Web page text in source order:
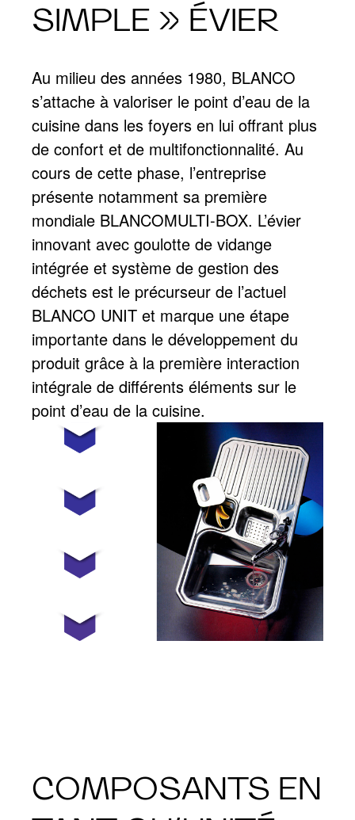
SIMPLE » ÉVIER
Au milieu des années 1980, BLANCO
s’attache à valoriser le point d’eau de la
cuisine dans les foyers en lui offrant plus
de confort et de multifonctionnalité. Au
cours de cette phase, l’entreprise
présente notamment sa première
mondiale BLANCOMULTI-BOX. L’évier
innovant avec goulotte de vidange
intégrée et système de gestion des
déchets est le précurseur de l’actuel
BLANCO UNIT et marque une étape
importante dans le développement du
produit grâce à la première interaction
intégrale de différents éléments sur le
point d’eau de la cuisine.
COMPOSANTS EN